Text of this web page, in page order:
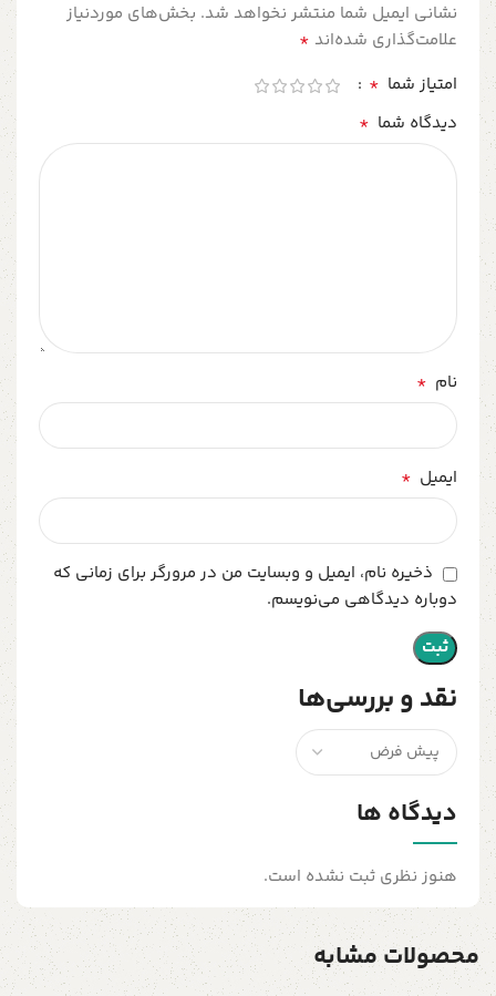
نقد و بررسی‌ها
دیدگاه ها
هنوز نظری ثبت نشده است.
نشانی ایمیل شما منتشر نخواهد شد. بخش‌های موردنیاز
علامت‌گذاری شده‌اند *
امتیاز شما *
دیدگاه شما *
نام *
ایمیل *
ذخیره نام، ایمیل و وبسایت من در مرورگر برای زمانی که
دوباره دیدگاهی می‌نویسم.
محصولات مشابه